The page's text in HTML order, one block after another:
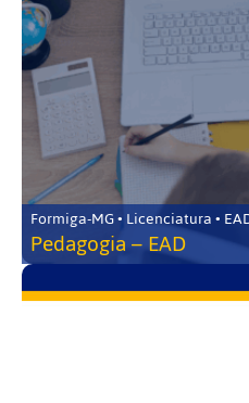
Formiga-MG • Licenciatura •
Pedagogia – EAD